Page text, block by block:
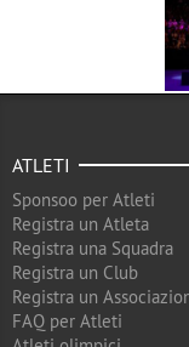
ATLETI
Sponsoo per Atleti
Registra un Atleta
Registra una Squadra
Registra un Club
Registra un
FAQ per Atleti